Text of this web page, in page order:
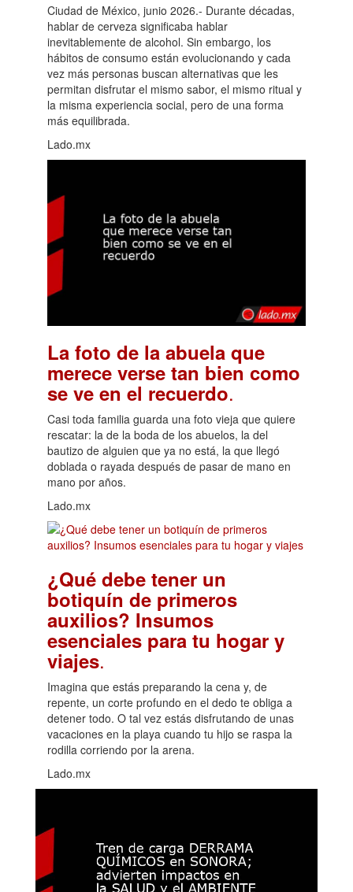
Ciudad de México, junio 2026.- Durante décadas,
hablar de cerveza significaba hablar
inevitablemente de alcohol. Sin embargo, los
hábitos de consumo están evolucionando y cada
vez más personas buscan alternativas que les
permitan disfrutar el mismo sabor, el mismo ritual y
la misma experiencia social, pero de una forma
más equilibrada.
Lado.mx
La foto de la abuela que
merece verse tan bien como
se ve en el recuerdo.
Casi toda familia guarda una foto vieja que quiere
rescatar: la de la boda de los abuelos, la del
bautizo de alguien que ya no está, la que llegó
doblada o rayada después de pasar de mano en
mano por años.
Lado.mx
¿Qué debe tener un
botiquín de primeros
auxilios? Insumos
esenciales para tu hogar y
viajes.
Imagina que estás preparando la cena y, de
repente, un corte profundo en el dedo te obliga a
detener todo. O tal vez estás disfrutando de unas
vacaciones en la playa cuando tu hijo se raspa la
rodilla corriendo por la arena.
Lado.mx